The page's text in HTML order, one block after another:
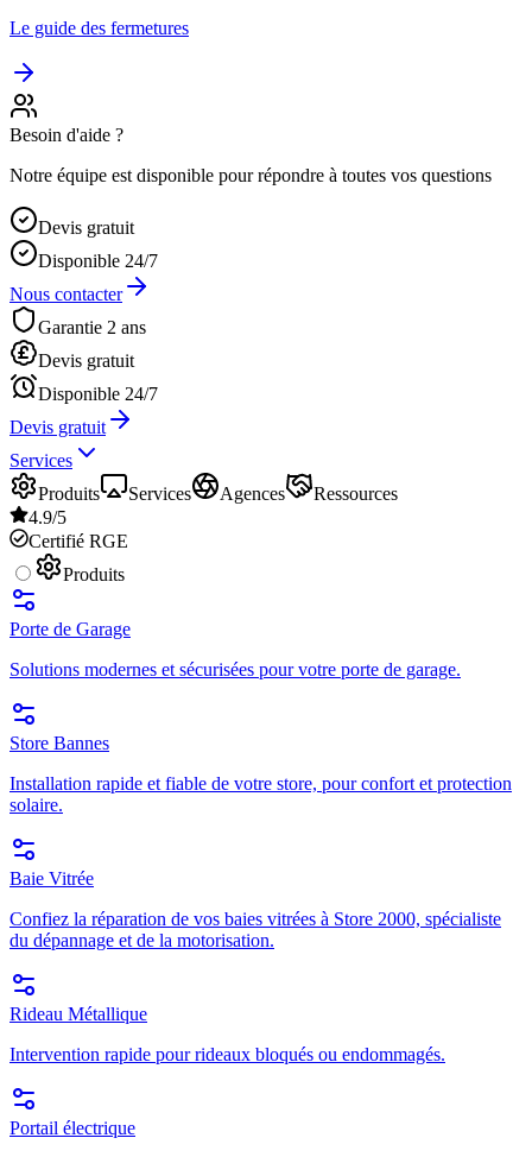
Le guide des fermetures
Besoin d'aide ?
Notre équipe est disponible pour répondre à toutes vos questions
Devis gratuit
Disponible 24/7
Nous contacter
Garantie 2 ans
Devis gratuit
Disponible 24/7
Devis gratuit
Services
Produits
Services Agences
Ressources
4.9/5
Certifié RGE
Produits
Porte de Garage
Solutions modernes et sécurisées pour votre porte de garage.
Store Bannes
Installation rapide et fiable de votre store, pour confort et protection
solaire.
Baie Vitrée
Confiez la réparation de vos baies vitrées à Store 2000, spécialiste
du dépannage et de la motorisation.
Rideau Métallique
Intervention rapide pour rideaux bloqués ou endommagés.
Portail électrique